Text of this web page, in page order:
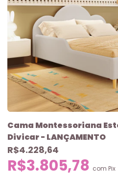
Cama Montessoriana
Divicar - LANÇAMENTO
R$4.228,64
R$3.805,78 com Pix